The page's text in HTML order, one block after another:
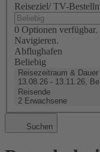
Reiseziel/ TV-
0 Optionen verfügbar.
Navigieren.
Abflughafen
Beliebig
Reisezeitraum & Dauer
13.08.26 - 13.11.26,
Reisende
2 Erwachsene
Suchen